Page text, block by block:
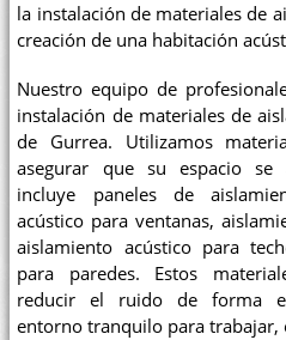
la instalación de materiales de
creación de una habitación
Nuestro equipo de
instalación de materiales de
de Gurrea. Utilizamos
asegurar que su espacio se
incluye paneles de
acústico para ventanas,
aislamiento acústico para
para paredes. Estos
reducir el ruido de forma
entorno tranquilo para trabajar,